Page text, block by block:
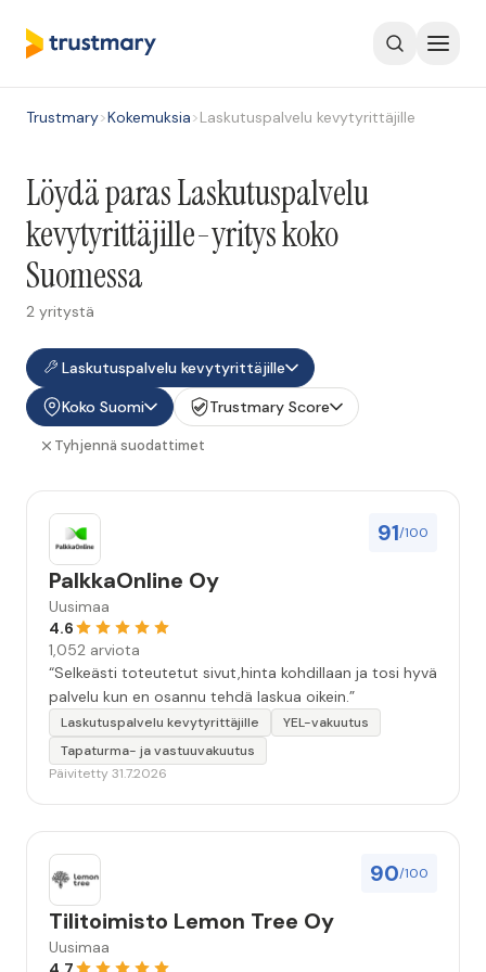
Trustmary>Kokemuksia>Laskutuspalvelu kevytyrittäjille
Löydä paras Laskutuspalvelu
kevytyrittäjille-yritys koko
Suomessa
2 yritystä
Laskutuspalvelu kevytyrittäjille
Koko Suomi
Trustmary Score
Tyhjennä suodattimet
91/100
PalkkaOnline Oy
Uusimaa
4.6
1,052 arviota
“Selkeästi toteutetut sivut,hinta kohdillaan ja tosi hyvä
palvelu kun en osannu tehdä laskua oikein.”
Laskutuspalvelu kevytyrittäjille
YEL-vakuutus
Tapaturma- ja vastuuvakuutus
Päivitetty 31.7.2026
90/100
Tilitoimisto Lemon Tree Oy
Uusimaa